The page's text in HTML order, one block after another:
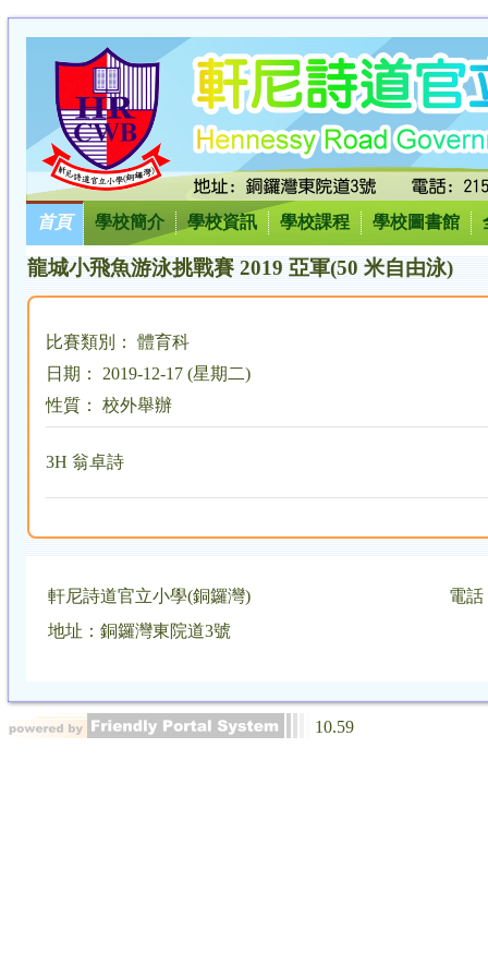
首頁 學校簡介 學校資訊 學校課程 學校圖書館
龍城小飛魚游泳挑戰賽 2019 亞軍(50 米自由泳)
比賽類別： 體育科
日期： 2019-12-17 (星期二)
性質： 校外舉辦
3H 翁卓詩
軒尼詩道官立小學(銅鑼灣)
電話
地址：銅鑼灣東院道3號
10.59